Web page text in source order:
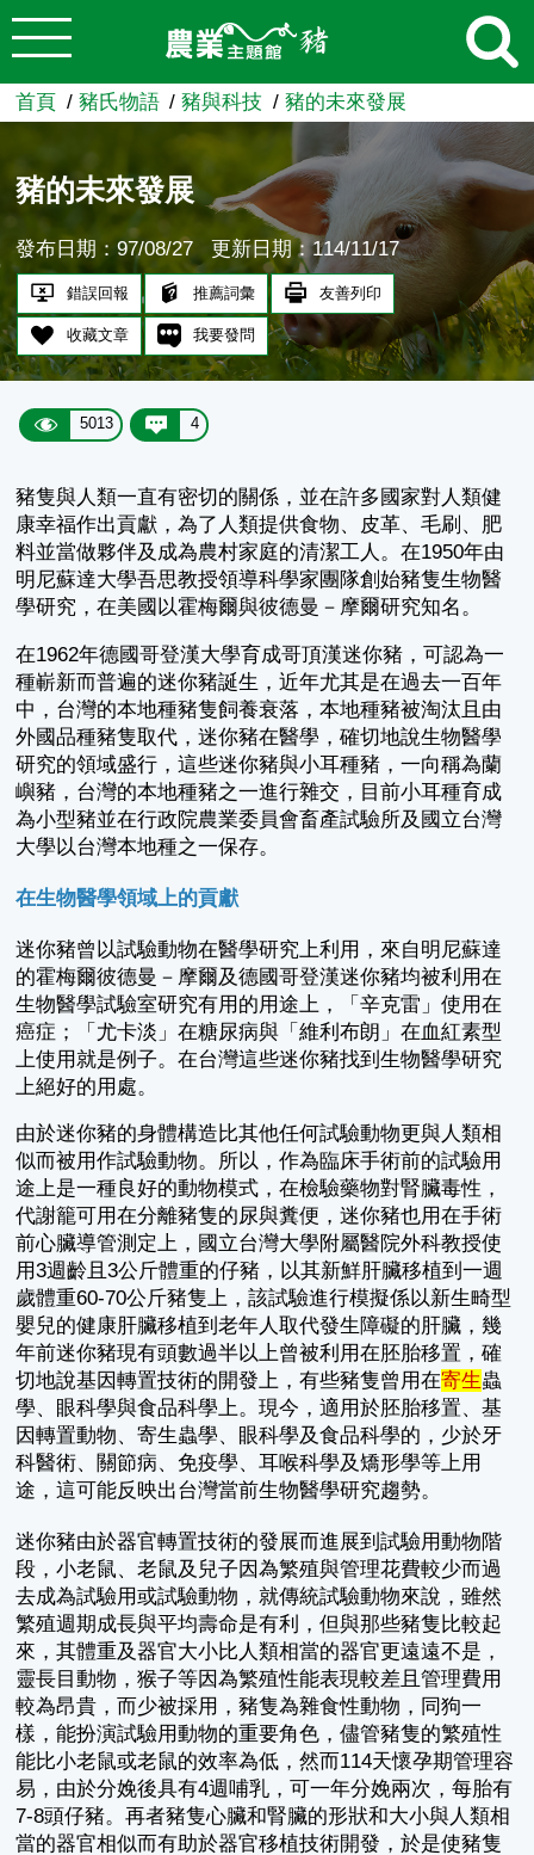
跳到主要內容
農業知識入口網
首頁 豬氏物語 豬與科技 豬的未來發展
豬的未來發展
發布日期：97/08/27 更新日期：114/11/17
錯誤回報 推薦詞彙 友善列印
收藏文章 我要發問
5013 4
豬隻與人類一直有密切的關係，並在許多國家對人類健
康幸福作出貢獻，為了人類提供食物、皮革、毛刷、肥
料並當做夥伴及成為農村家庭的清潔工人。在1950年由
明尼蘇達大學吾思教授領導科學家團隊創始豬隻生物醫
學研究，在美國以霍梅爾與彼德曼－摩爾研究知名。
在1962年德國哥登漢大學育成哥頂漢迷你豬，可認為一
種嶄新而普遍的迷你豬誕生，近年尤其是在過去一百年
中，台灣的本地種豬隻飼養衰落，本地種豬被淘汰且由
外國品種豬隻取代，迷你豬在醫學，確切地說生物醫學
研究的領域盛行，這些迷你豬與小耳種豬，一向稱為蘭
嶼豬，台灣的本地種豬之一進行雜交，目前小耳種育成
為小型豬並在行政院農業委員會畜產試驗所及國立台灣
大學以台灣本地種之一保存。
在生物醫學領域上的貢獻
迷你豬曾以試驗動物在醫學研究上利用，來自明尼蘇達
的霍梅爾彼德曼－摩爾及德國哥登漢迷你豬均被利用在
生物醫學試驗室研究有用的用途上，「辛克雷」使用在
癌症；「尤卡淡」在糖尿病與「維利布朗」在血紅素型
上使用就是例子。在台灣這些迷你豬找到生物醫學研究
上絕好的用處。
由於迷你豬的身體構造比其他任何試驗動物更與人類相
似而被用作試驗動物。所以，作為臨床手術前的試驗用
途上是一種良好的動物模式，在檢驗藥物對腎臟毒性，
代謝籠可用在分離豬隻的尿與糞便，迷你豬也用在手術
前心臟導管測定上，國立台灣大學附屬醫院外科教授使
用3週齡且3公斤體重的仔豬，以其新鮮肝臟移植到一週
歲體重60-70公斤豬隻上，該試驗進行模擬係以新生畸型
嬰兒的健康肝臟移植到老年人取代發生障礙的肝臟，幾
年前迷你豬現有頭數過半以上曾被利用在胚胎移置，確
切地說基因轉置技術的開發上，有些豬隻曾用在寄生蟲
學、眼科學與食品科學上。現今，適用於胚胎移置、基
因轉置動物、寄生蟲學、眼科學及食品科學的，少於牙
科醫術、關節病、免疫學、耳喉科學及矯形學等上用
途，這可能反映出台灣當前生物醫學研究趨勢。
迷你豬由於器官轉置技術的發展而進展到試驗用動物階
段，小老鼠、老鼠及兒子因為繁殖與管理花費較少而過
去成為試驗用或試驗動物，就傳統試驗動物來說，雖然
繁殖週期成長與平均壽命是有利，但與那些豬隻比較起
來，其體重及器官大小比人類相當的器官更遠遠不是，
靈長目動物，猴子等因為繁殖性能表現較差且管理費用
較為昂貴，而少被採用，豬隻為雜食性動物，同狗一
樣，能扮演試驗用動物的重要角色，儘管豬隻的繁殖性
能比小老鼠或老鼠的效率為低，然而114天懷孕期管理容
易，由於分娩後具有4週哺乳，可一年分娩兩次，每胎有
7-8頭仔豬。再者豬隻心臟和腎臟的形狀和大小與人類相
當的器官相似而有助於器官移植技術開發，於是使豬隻